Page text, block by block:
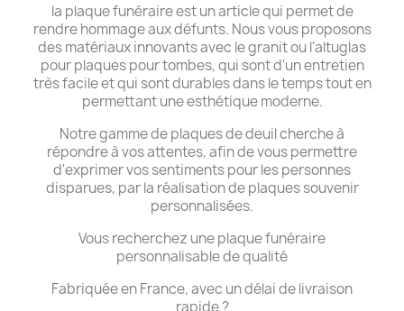
la plaque funéraire est un article qui permet de
rendre hommage aux défunts. Nous vous proposons
des matériaux innovants avec le granit ou l'altuglas
pour plaques pour tombes, qui sont d'un entretien
très facile et qui sont durables dans le temps tout en
permettant une esthétique moderne.
Notre gamme de plaques de deuil cherche à
répondre à vos attentes, afin de vous permettre
d'exprimer vos sentiments pour les personnes
disparues, par la réalisation de plaques souvenir
personnalisées.
Vous recherchez une plaque funéraire
personnalisable de qualité
Fabriquée en France, avec un délai de livraison
rapide ?